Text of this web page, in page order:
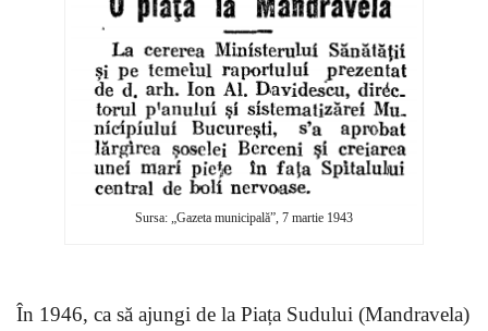
Sursa: „Gazeta municipală”, 7 martie 1943
În 1946, ca să ajungi de la Piața Sudului (Mandravela)